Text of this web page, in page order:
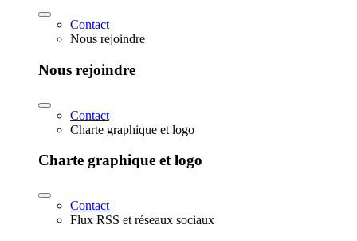
Contact
Nous rejoindre
Nous rejoindre
Contact
Charte graphique et logo
Charte graphique et logo
Contact
Flux RSS et réseaux sociaux